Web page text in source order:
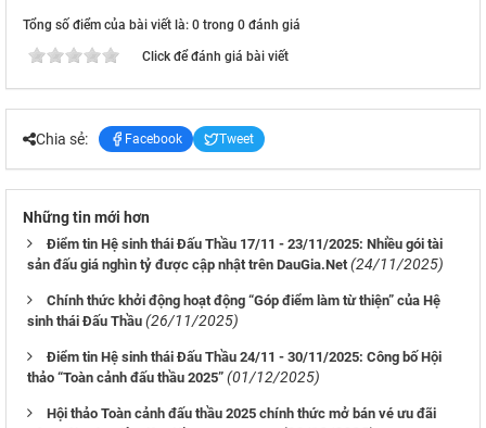
Tổng số điểm của bài viết là: 0 trong 0 đánh giá
Click để đánh giá bài viết
Chia sẻ: Facebook Tweet
Những tin mới hơn
Điểm tin Hệ sinh thái Đấu Thầu 17/11 - 23/11/2025: Nhiều gói tài
sản đấu giá nghìn tỷ được cập nhật trên DauGia.Net (24/11/2025)
Chính thức khởi động hoạt động “Góp điểm làm từ thiện” của Hệ
sinh thái Đấu Thầu (26/11/2025)
Điểm tin Hệ sinh thái Đấu Thầu 24/11 - 30/11/2025: Công bố Hội
thảo “Toàn cảnh đấu thầu 2025” (01/12/2025)
Hội thảo Toàn cảnh đấu thầu 2025 chính thức mở bán vé ưu đãi